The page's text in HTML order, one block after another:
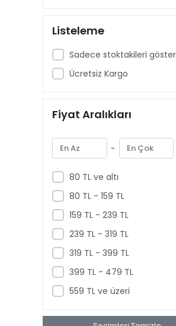
Enchantimals
Giochi Preziosi
Halley
Hasbro
Hattrick
Hobbiez World
Hot Wheels
INNO Models
Jada Toys
Jurassic World
KingsFun
Kinsmart
Listeleme
Sadece stoktakileri göster
Ücretsiz Kargo
Fiyat Aralıkları
-
80 TL ve altı
80 TL - 159 TL
159 TL - 239 TL
239 TL - 319 TL
319 TL - 399 TL
399 TL - 479 TL
559 TL ve üzeri